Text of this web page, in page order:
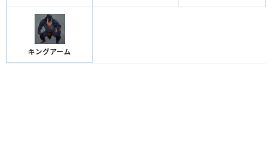
キングアーム